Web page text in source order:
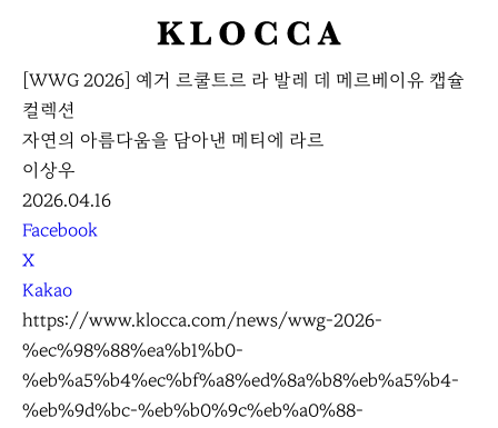
K
O
C
[WWG 2026] 예거 르쿨트르 라 발레 데 메르베이유 캡슐
컬렉션
자연의 아름다움을 담아낸 메티에 라르
이상우
2026.04.16
S
N
S
S
h
a
r
Facebook
X
Kakao
https://www.klocca.com/news/wwg-2026-
%ec%98%88%ea%b1%b0-
%eb%a5%b4%ec%bf%a8%ed%8a%b8%eb%a5%b4-
%eb%9d%bc-%eb%b0%9c%eb%a0%88-